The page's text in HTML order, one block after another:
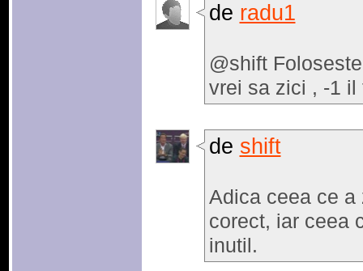
de radu1
@shift
vrei sa zici , -1
de shift
Adica ceea ce
corect, iar ceea
inutil.